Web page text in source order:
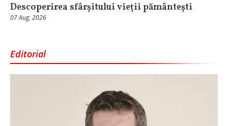
Descoperirea sfârșitului vieții pământești
07 Aug, 2026
Editorial